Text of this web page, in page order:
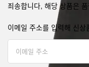
죄송합니다, 해당 상품은
이메일 주소를 입력해 신